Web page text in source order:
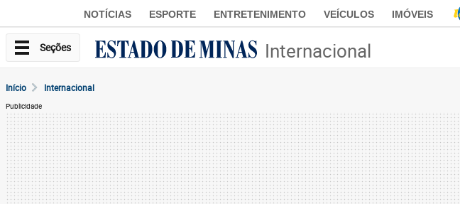
NOTÍCIAS ESPORTE ENTRETENIMENTO VEÍCULOS IMÓVEIS
Seções Internacional
Início Internacional
Publicidade